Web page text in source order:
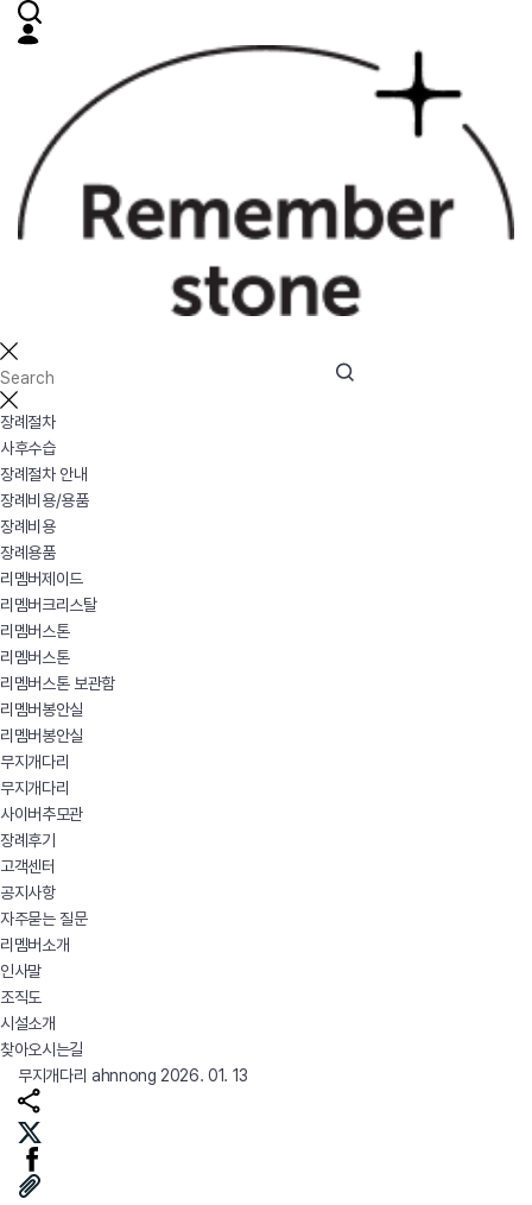
장례절차
사후수습
장례절차 안내
장례비용/용품
장례비용
장례용품
리멤버제이드
리멤버크리스탈
리멤버스톤
리멤버스톤
리멤버스톤 보관함
리멤버봉안실
리멤버봉안실
무지개다리
무지개다리
사이버추모관
장례후기
고객센터
공지사항
자주묻는 질문
리멤버소개
인사말
조직도
시설소개
찾아오시는길
무지개다리 ahnnong 2026. 01. 13